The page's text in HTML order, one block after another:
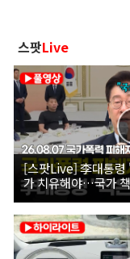
스팟Live
[스팟Live] 李대통령
가 치유해야…국가
26.08.07 국가폭력